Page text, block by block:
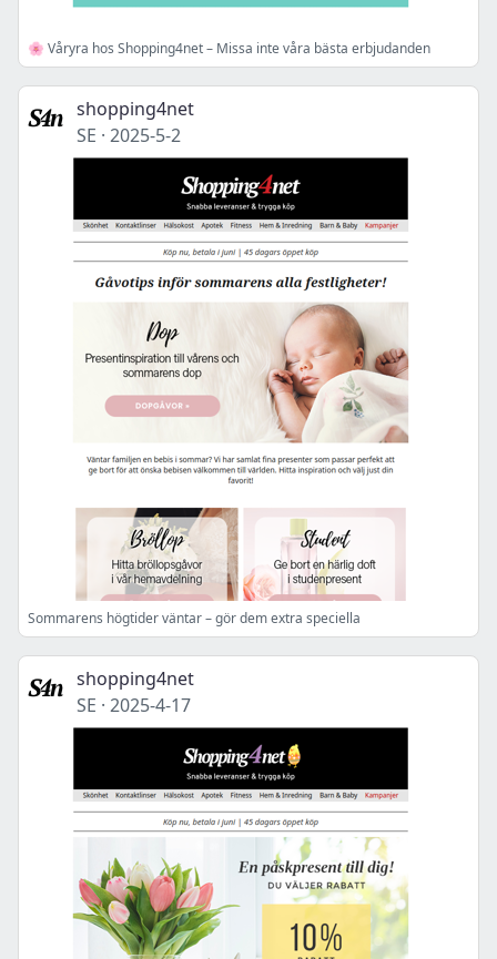
🌸 Våryra hos Shopping4net – Missa inte våra bästa erbjudanden
shopping4net
SE · 2025-5-2
Sommarens högtider väntar – gör dem extra speciella
shopping4net
SE · 2025-4-17